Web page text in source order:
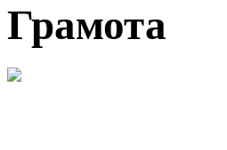
Грамота